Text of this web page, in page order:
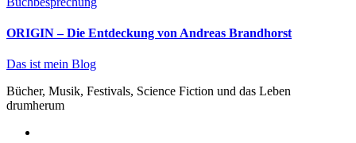
ORIGIN – Die Entdeckung von Andreas Brandhorst
Das ist mein Blog
Bücher, Musik, Festivals, Science Fiction und das Leben
drumherum